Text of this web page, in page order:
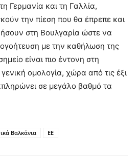
Γερμανία και τη Γαλλία,
την πίεση που θα έπρεπε και
στη Βουλγαρία ώστε να
με την καθήλωση της
είναι πιο έντονη στη
ομολογία, χώρα από τις έξι
σε μεγάλο βαθμό τα
Βαλκάνια ΕΕ